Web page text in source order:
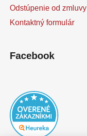
Odstúpenie od zmluvy
Kontaktný formulár
Facebook